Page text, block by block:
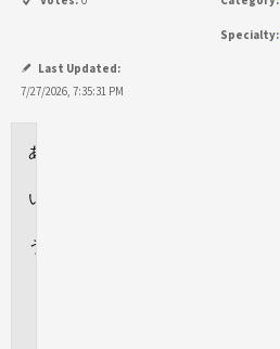
Specialty:
Last Updated:
7/27/2026, 7:35:31 PM